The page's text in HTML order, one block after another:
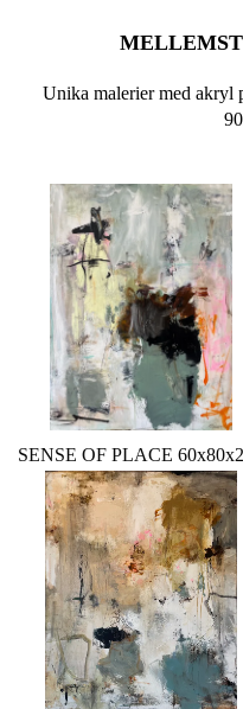
Unika malerier med akryl
SENSE OF PLACE 60x80x2 cm 12.500,- DKK